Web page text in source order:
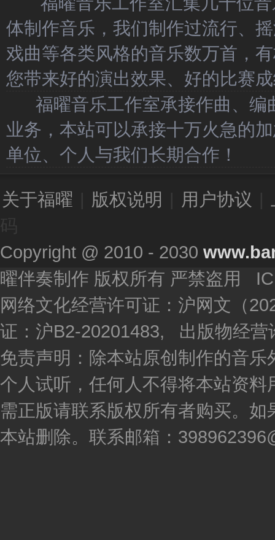
体制作音乐，我们制作过流行、
戏曲等各类风格的音乐数万首，
您带来好的演出效果、好的比赛
福曜音乐工作室承接作曲、编
业务，本站可以承接十万火急的
单位、个人与我们长期合作！
关于福曜 版权说明 用户协议
Copyright @ 2010 - 2030
曜伴奏制作 版权所有 严禁盗用
网络文化经营许可证：沪网文（
证：沪B2-20201483, 出版物经营
免责声明：除本站原创制作的音
个人试听，任何人不得将本站资
需正版请联系版权所有者购买。
本站删除。联系邮箱：